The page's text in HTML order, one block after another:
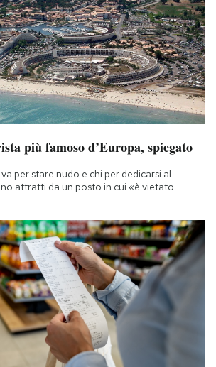
più famoso d’Europa, spiegato
per stare nudo e chi per dedicarsi al
attratti da un posto in cui «è vietato